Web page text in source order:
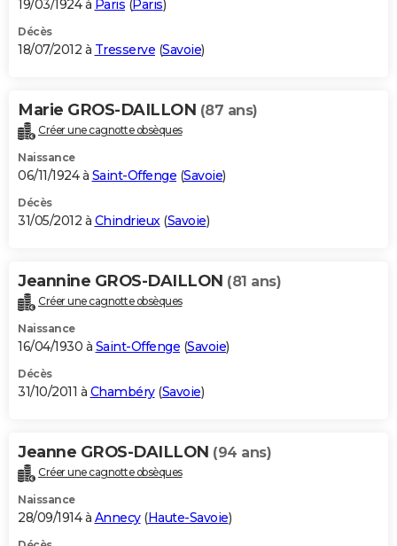
19/03/1924 à Paris (Paris)
Décès
18/07/2012 à Tresserve (Savoie)
Marie GROS-DAILLON (87 ans)
Créer une cagnotte obsèques
Naissance
06/11/1924 à Saint-Offenge (Savoie)
Décès
31/05/2012 à Chindrieux(Savoie)
Jeannine GROS-DAILLON (81 ans)
Créer une cagnotte obsèques
Naissance
16/04/1930 à Saint-Offenge (Savoie)
Décès
31/10/2011 à Chambéry(Savoie)
Jeanne GROS-DAILLON (94 ans)
Créer une cagnotte obsèques
Naissance
28/09/1914 à Annecy(Haute-Savoie)